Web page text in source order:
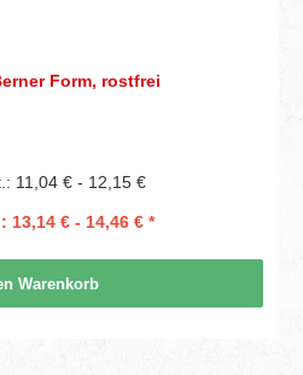
Form, rostfrei
11,04 € - 12,15 €
13,14 € - 14,46 € *
Warenkorb